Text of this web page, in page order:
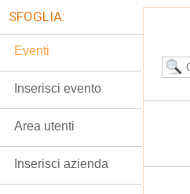
SFOGLIA:
Eventi
Inserisci evento
Area utenti
Inserisci azienda